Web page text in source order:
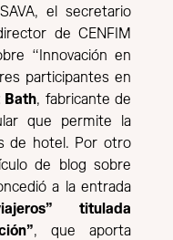
el secretario
de CENFIM
“Innovación en
participantes en
Bath, fabricante de
que permite la
de hotel. Por otro
de blog sobre
a la entrada
titulada
, que aporta